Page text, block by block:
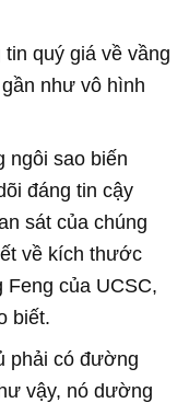
quý giá về vầng
như vô hình
ngôi sao biến
đáng tin cậy
sát của chúng
về kích thước
Feng của UCSC,
biết.
phải có đường
vậy, nó dường